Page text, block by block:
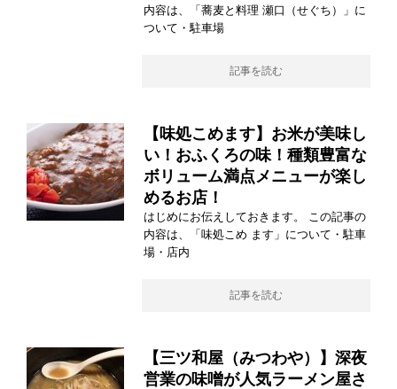
内容は、「蕎麦と料理 瀬口（せぐち）」に
ついて・駐車場
記事を読む
【味処こめます】お米が美味し
い！おふくろの味！種類豊富な
ボリューム満点メニューが楽し
めるお店！
はじめにお伝えしておきます。 この記事の
内容は、「味処こめ ます」について・駐車
場・店内
記事を読む
【三ツ和屋（みつわや）】深夜
営業の味噌が人気ラーメン屋さ